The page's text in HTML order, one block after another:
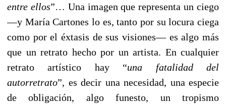
entre ellos”… Una imagen que representa un ciego
––y María Cartones lo es, tanto por su locura ciega
como por el éxtasis de sus visiones–– es algo más
que un retrato hecho por un artista. En cualquier
retrato artístico hay “una fatalidad del
autorretrato”, es decir una necesidad, una especie
de obligación, algo funesto, un tropismo